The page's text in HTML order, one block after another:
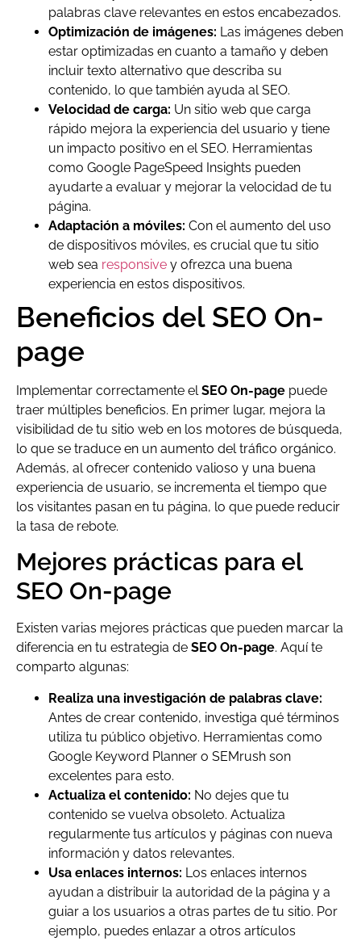
palabras clave relevantes en estos encabezados.
Optimización de imágenes: Las imágenes deben
estar optimizadas en cuanto a tamaño y deben
incluir texto alternativo que describa su
contenido, lo que también ayuda al SEO.
Velocidad de carga: Un sitio web que carga
rápido mejora la experiencia del usuario y tiene
un impacto positivo en el SEO. Herramientas
como Google PageSpeed Insights pueden
ayudarte a evaluar y mejorar la velocidad de tu
página.
Adaptación a móviles: Con el aumento del uso
de dispositivos móviles, es crucial que tu sitio
web sea responsive y ofrezca una buena
experiencia en estos dispositivos.
Beneficios del SEO On-
page
Implementar correctamente el SEO On-page puede
traer múltiples beneficios. En primer lugar, mejora la
visibilidad de tu sitio web en los motores de búsqueda,
lo que se traduce en un aumento del tráfico orgánico.
Además, al ofrecer contenido valioso y una buena
experiencia de usuario, se incrementa el tiempo que
los visitantes pasan en tu página, lo que puede reducir
la tasa de rebote.
Mejores prácticas para el
SEO On-page
Existen varias mejores prácticas que pueden marcar la
diferencia en tu estrategia de SEO On-page. Aquí te
comparto algunas:
Realiza una investigación de palabras clave:
Antes de crear contenido, investiga qué términos
utiliza tu público objetivo. Herramientas como
Google Keyword Planner o SEMrush son
excelentes para esto.
Actualiza el contenido: No dejes que tu
contenido se vuelva obsoleto. Actualiza
regularmente tus artículos y páginas con nueva
información y datos relevantes.
Usa enlaces internos: Los enlaces internos
ayudan a distribuir la autoridad de la página y a
guiar a los usuarios a otras partes de tu sitio. Por
ejemplo, puedes enlazar a otros artículos